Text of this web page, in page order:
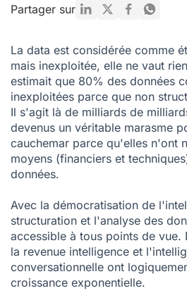
Comparaison des logiciels
Conversation Intelligence vs
différence ?
FAQ conversation intelligence
Partager sur
La data est considérée comme
mais inexploitée, elle ne vaut
estimait que 80% des données
inexploitées parce que non
Il s'agit là de milliards de
devenus un véritable marasme
cauchemar parce qu'elles n'ont
moyens (financiers et
données.
Avec la démocratisation de l'
structuration et l'analyse des
accessible à tous points de vue.
la revenue intelligence et
conversationnelle ont
croissance exponentielle.